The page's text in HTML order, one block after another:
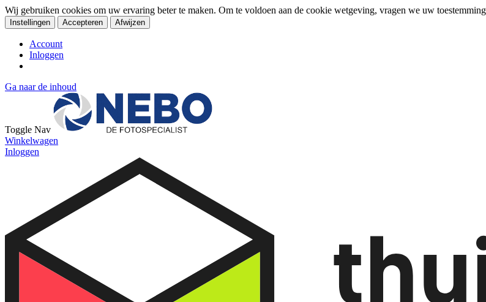
Wij gebruiken cookies om uw ervaring beter te maken. Om te voldoen aan de cookie wetgeving, vragen we uw
Instellingen Accepteren Afwijzen
Account
Inloggen
Ga naar de inhoud
Toggle Nav
Winkelwagen
Inloggen